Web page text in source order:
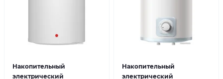
Накопительный
электрический
Накопительный
электрический